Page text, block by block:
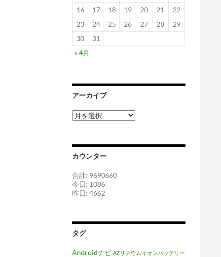
16
17 18 19 20 21
22
23
24 25 26 27 28
29
30
31
« 4月
アーカイブ
ア
ー
ブ
カウンター
合計: 9690660
今日: 1086
昨日: 4662
タグ
Androidナビ AZリチウムイオンバッテリー